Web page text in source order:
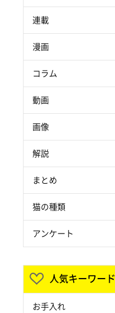
連載
漫画
コラム
動画
画像
解説
まとめ
猫の種類
アンケート
人気キーワード
お手入れ